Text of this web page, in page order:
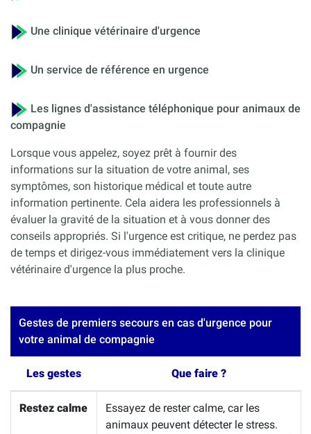
Une clinique vétérinaire d'urgence
Un service de référence en urgence
Les lignes d'assistance téléphonique pour animaux de
compagnie
Lorsque vous appelez, soyez prêt à fournir des
informations sur la situation de votre animal, ses
symptômes, son historique médical et toute autre
information pertinente. Cela aidera les professionnels à
évaluer la gravité de la situation et à vous donner des
conseils appropriés. Si l'urgence est critique, ne perdez pas
de temps et dirigez-vous immédiatement vers la clinique
vétérinaire d'urgence la plus proche.
Gestes de premiers secours en cas d'urgence pour
votre animal de compagnie
Les gestes Que faire ?
Restez calme
Essayez de rester calme, car les
animaux peuvent détecter le stress.